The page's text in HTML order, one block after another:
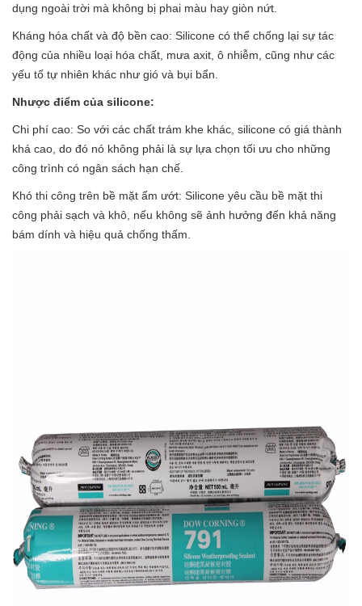
dụng ngoài trời mà không bị phai màu hay giòn nứt.
Kháng hóa chất và độ bền cao: Silicone có thể chống lại sự tác
động của nhiều loại hóa chất, mưa axit, ô nhiễm, cũng như các
yếu tố tự nhiên khác như gió và bụi bẩn.
Nhược điểm của silicone:
Chi phí cao: So với các chất trám khe khác, silicone có giá thành
khá cao, do đó nó không phải là sự lựa chọn tối ưu cho những
công trình có ngân sách hạn chế.
Khó thi công trên bề mặt ẩm ướt: Silicone yêu cầu bề mặt thi
công phải sạch và khô, nếu không sẽ ảnh hưởng đến khả năng
bám dính và hiệu quả chống thấm.